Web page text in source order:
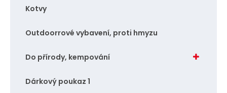
Kotvy
Outdoorrové vybavení, proti hmyzu
Do přírody, kempování
Dárkový poukaz 1